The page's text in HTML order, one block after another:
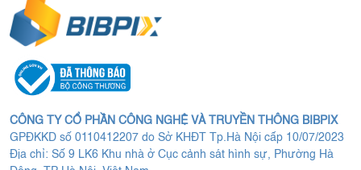
CÔNG TY CỔ PHẦN CÔNG NGHỆ VÀ TRUYỀN THÔNG BIBPIX
GPĐKKD số 0110412207 do Sở KHĐT Tp.Hà Nội cấp 10/07/2023
Địa chỉ: Số 9 LK6 Khu nhà ở Cục cảnh sát hình sự, Phường Hà